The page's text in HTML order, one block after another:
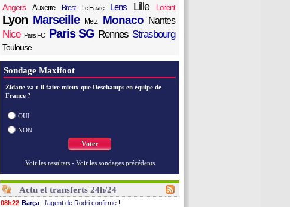
Angers
Auxerre Brest Le Havre Lens Lille Lorient
Lyon Marseille Metz Monaco Nantes
Nice Paris FC Paris SG Rennes Strasbourg
Toulouse
Sondage Maxifoot
Zidane va t-il faire mieux que Deschamps en équipe de
France ?
OUI
NON
Voter
Voir les resultats - Voir les sondages précédents
Actu et transferts 24h/24
08h22 Barça : l'agent de Rodri confirme !